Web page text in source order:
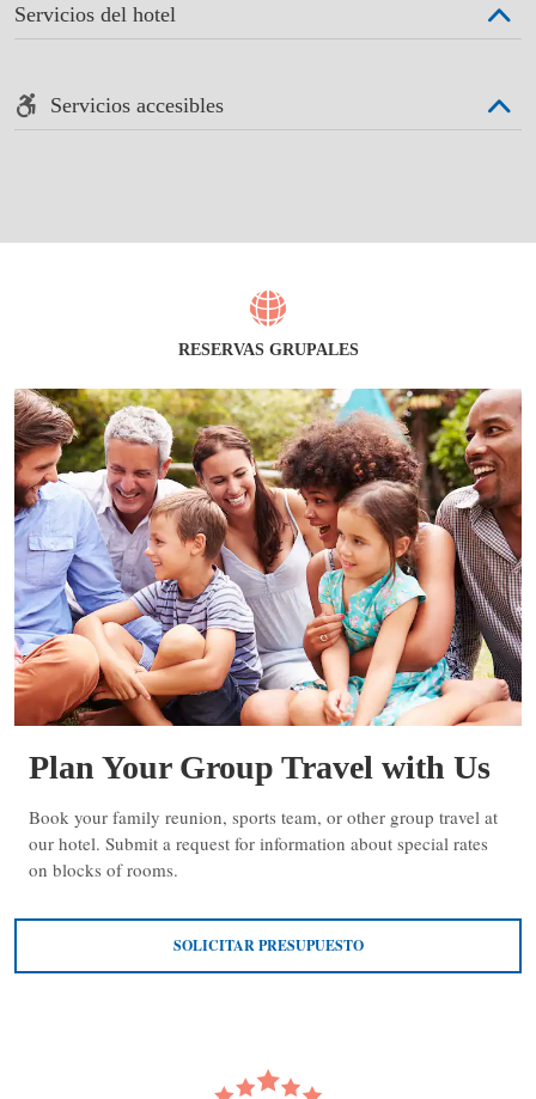
Servicios del hotel
Servicios accesibles
RESERVAS GRUPALES
Plan Your Group Travel with Us
Book your family reunion, sports team, or other group travel at
our hotel. Submit a request for information about special rates
on blocks of rooms.
SOLICITAR PRESUPUESTO